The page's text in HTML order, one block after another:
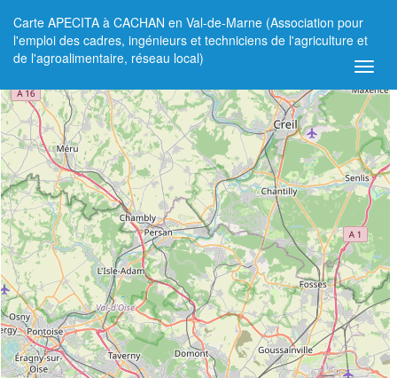
Carte APECITA à CACHAN en Val-de-Marne (Association pour
l'emploi des cadres, ingénieurs et techniciens de l'agriculture et
de l'agroalimentaire, réseau local)
+
−